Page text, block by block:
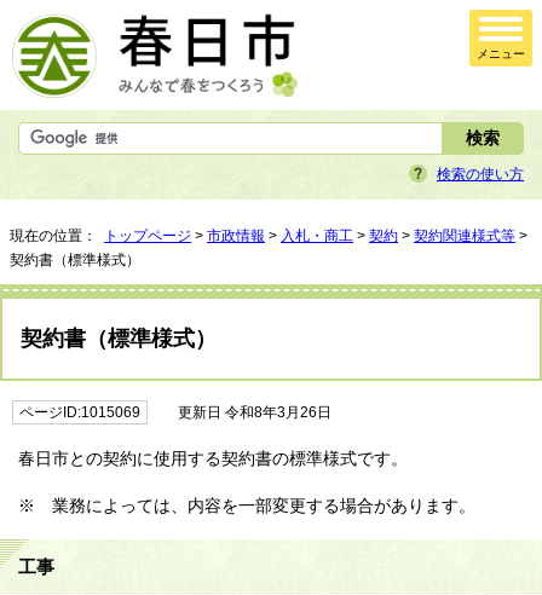
メニュー
検索の使い方
現在の位置： トップページ > 市政情報 > 入札・商工 > 契約 > 契約関連様式等 >
契約書（標準様式）
契約書（標準様式）
ページID:1015069 更新日 令和8年3月26日
春日市との契約に使用する契約書の標準様式です。
※ 業務によっては、内容を一部変更する場合があります。
工事